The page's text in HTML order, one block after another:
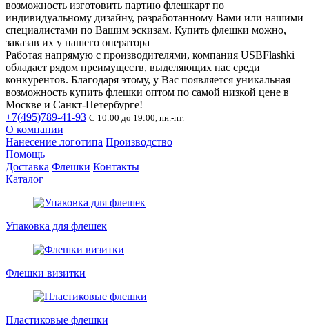
возможность изготовить партию флешкарт по
индивидуальному дизайну, разработанному Вами или нашими
специалистами по Вашим эскизам. Купить флешки можно,
заказав их у нашего оператора
Работая напрямую с производителями, компания USBFlashki
обладает рядом преимуществ, выделяющих нас среди
конкурентов. Благодаря этому, у Вас появляется уникальная
возможность купить флешки оптом по самой низкой цене в
Москве и Санкт-Петербурге!
+7(495)789-41-93 С 10:00 до 19:00, пн.-пт.
О компании
Нанесение логотипа Производство
Помощь
Доставка Флешки Контакты
Каталог
Упаковка для флешек
Флешки визитки
Пластиковые флешки